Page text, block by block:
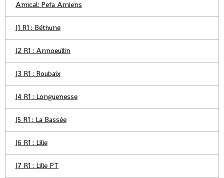
Amical: Pefa Amiens
J1 R1 : Béthune
J2 R1 : Annoeullin
J3 R1 : Roubaix
J4 R1 : Longuenesse
J5 R1 : La Bassée
J6 R1 : Lille
J7 R1 : Lille PT